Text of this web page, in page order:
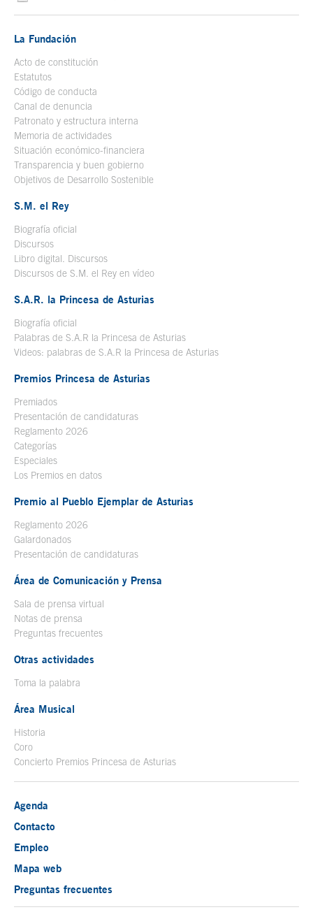
La Fundación
Acto de constitución
Estatutos
Código de conducta
Canal de denuncia
Patronato y estructura interna
Memoria de actividades
Situación económico-financiera
Transparencia y buen gobierno
Objetivos de Desarrollo Sostenible
S.M. el Rey
Biografía oficial
Discursos
Libro digital. Discursos
Discursos de S.M. el Rey en vídeo
S.A.R. la Princesa de Asturias
Biografía oficial
Palabras de S.A.R la Princesa de Asturias
Videos: palabras de S.A.R la Princesa de Asturias
Premios Princesa de Asturias
Premiados
Presentación de candidaturas
Reglamento 2026
Categorías
Especiales
Los Premios en datos
Premio al Pueblo Ejemplar de Asturias
Reglamento 2026
Galardonados
Presentación de candidaturas
Área de Comunicación y Prensa
Sala de prensa virtual
Notas de prensa
Preguntas frecuentes
Otras actividades
Toma la palabra
Área Musical
Historia
Coro
Concierto Premios Princesa de Asturias
Agenda
Contacto
Empleo
Mapa web
Preguntas frecuentes